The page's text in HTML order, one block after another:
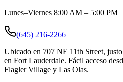
Lunes–Viernes 8:00 AM – 5:00 PM
(645) 216-2266
Ubicado en 707 NE 11th Street,
en Fort Lauderdale. Fácil acceso
Flagler Village y Las Olas.